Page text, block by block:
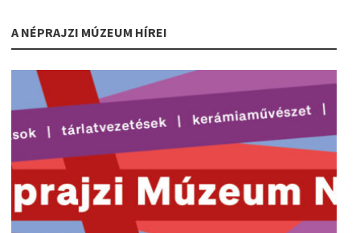
A NÉPRAJZI MÚZEUM HÍREI